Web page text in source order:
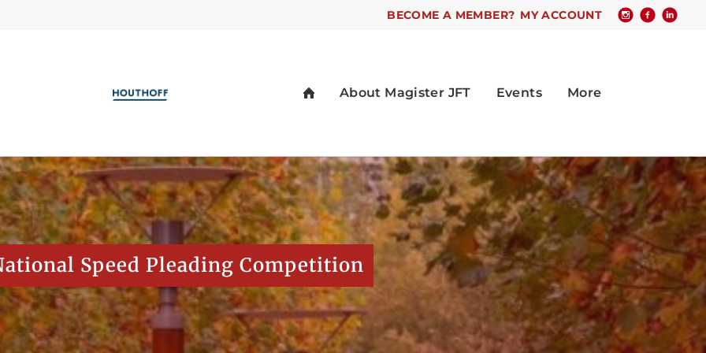
BECOME A MEMBER? MY ACCOUNT
Speed Pleading Competition